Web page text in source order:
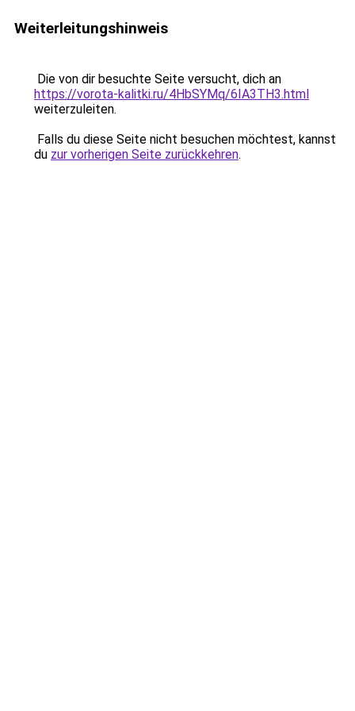
Weiterleitungshinweis
Die von dir besuchte Seite versucht, dich an
https://vorota-kalitki.ru/4HbSYMq/6IA3TH3.html
weiterzuleiten.
Falls du diese Seite nicht besuchen möchtest, kannst
du zur vorherigen Seite zurückkehren.